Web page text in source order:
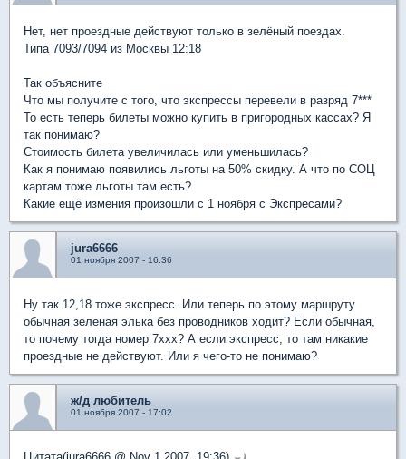
Нет, нет проездные действуют только в зелёный поездах.
Типа 7093/7094 из Москвы 12:18
Так объясните
Что мы получите с того, что экспрессы перевели в разряд 7***
То есть теперь билеты можно купить в пригородных кассах? Я
так понимаю?
Стоимость билета увеличилась или уменьшилась?
Как я понимаю появились льготы на 50% скидку. А что по СОЦ
картам тоже льготы там есть?
Какие ещё измения произошли с 1 ноября с Экспресами?
jura6666
01 ноября 2007 - 16:36
Ну так 12,18 тоже экспресс. Или теперь по этому маршруту
обычная зеленая элька без проводников ходит? Если обычная,
то почему тогда номер 7ххх? А если экспресс, то там никакие
проездные не действуют. Или я чего-то не понимаю?
ж/д любитель
01 ноября 2007 - 17:02